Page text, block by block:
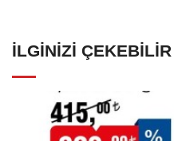
İLGINIZI ÇEKEBILIR